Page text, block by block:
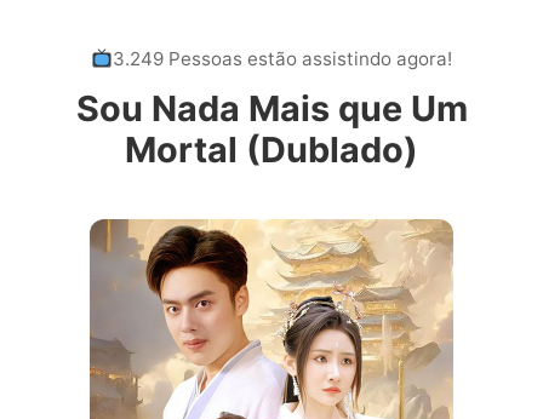
3.249 Pessoas estão assistindo agora!
Sou Nada Mais que Um
Mortal (Dublado)